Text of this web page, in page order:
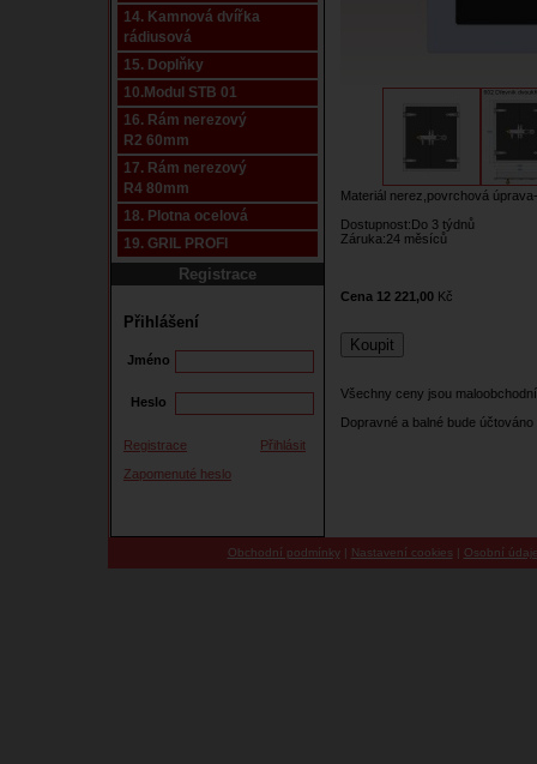
14. Kamnová dvířka
rádiusová
15. Doplňky
10.Modul STB 01
16. Rám nerezový
R2 60mm
17. Rám nerezový
R4 80mm
18. Plotna ocelová
19. GRIL PROFI
Registrace
Přihlášení
Jméno
Heslo
Registrace
Přihlásit
Zapomenuté heslo
Materiál nerez,povrchová
Dostupnost:Do 3 týdnů
Záruka:24 měsíců
Cena 12 221,00 Kč
Všechny ceny jsou
Dopravné a balné bude
Obchodní podmínky| Nastavení cookies | Osobní